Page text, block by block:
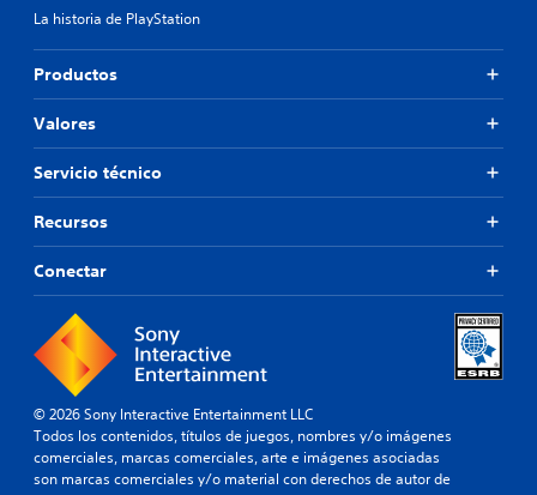
La historia de PlayStation
Productos
Valores
Servicio técnico
Recursos
Conectar
© 2026 Sony Interactive Entertainment LLC
Todos los contenidos, títulos de juegos, nombres y/o imágenes
comerciales, marcas comerciales, arte e imágenes asociadas
son marcas comerciales y/o material con derechos de autor de